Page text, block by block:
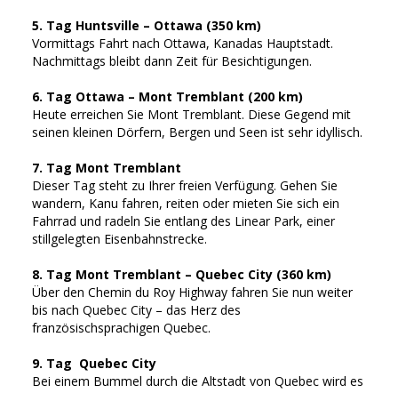
5. Tag Huntsville – Ottawa (350 km)
Vormittags Fahrt nach Ottawa, Kanadas Hauptstadt.
Nachmittags bleibt dann Zeit für Besichtigungen.
6. Tag Ottawa – Mont Tremblant (200 km)
Heute erreichen Sie Mont Tremblant. Diese Gegend mit
seinen kleinen Dörfern, Bergen und Seen ist sehr idyllisch.
7. Tag Mont Tremblant
Dieser Tag steht zu Ihrer freien Verfügung. Gehen Sie
wandern, Kanu fahren, reiten oder mieten Sie sich ein
Fahrrad und radeln Sie entlang des Linear Park, einer
stillgelegten Eisenbahnstrecke.
8. Tag Mont Tremblant – Quebec City (360 km)
Über den Chemin du Roy Highway fahren Sie nun weiter
bis nach Quebec City – das Herz des
französischsprachigen Quebec.
9. Tag Quebec City
Bei einem Bummel durch die Altstadt von Quebec wird es